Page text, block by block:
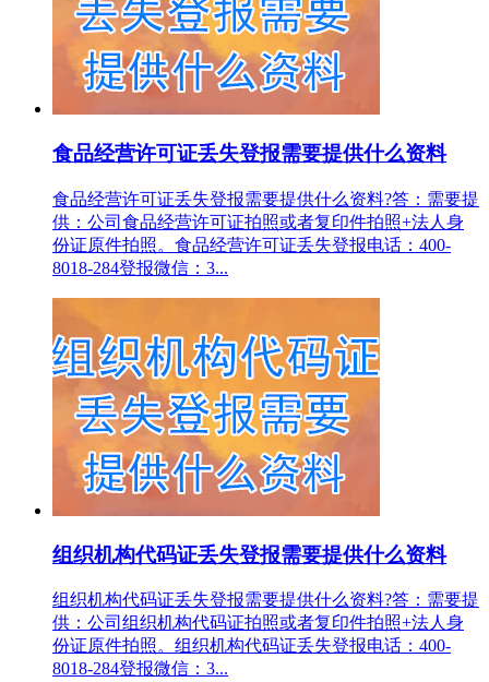
食品经营许可证丢失登报需要提供什么资料
食品经营许可证丢失登报需要提供什么资料?答：需要提
供：公司食品经营许可证拍照或者复印件拍照+法人身
份证原件拍照。食品经营许可证丢失登报电话：400-
8018-284登报微信：3...
组织机构代码证丢失登报需要提供什么资料
组织机构代码证丢失登报需要提供什么资料?答：需要提
供：公司组织机构代码证拍照或者复印件拍照+法人身
份证原件拍照。组织机构代码证丢失登报电话：400-
8018-284登报微信：3...